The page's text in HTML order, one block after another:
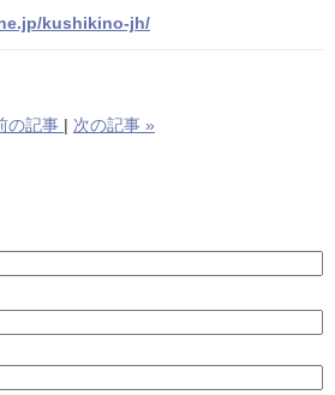
kushikino-jh/
の記事 次の記事 »